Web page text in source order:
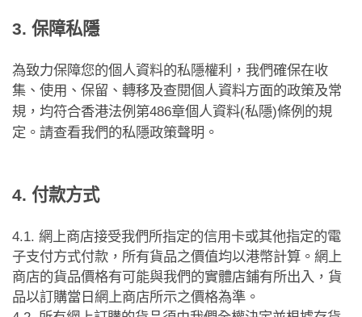
3. 保障私隱
為致力保障您的個人資料的私隱權利，我們確保在收
集、使用、保留、轉移及查閱個人資料方面的政策及常
規，均符合香港法例第486章個人資料(私隱)條例的規
定。請查看我們的私隱政策聲明。
4. 付款方式
4.1. 網上商店接受我們所指定的信用卡或其他指定的電
子支付方式付款，所有貨品之價值均以港幣計算。網上
商店的貨品價格有可能與我們的實體店鋪有所出入，貨
品以訂購當日網上商店所示之價格為準。